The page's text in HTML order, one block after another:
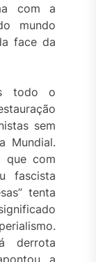
com a
mundo
face da
todo o
sem
Mundial.
que com
fascista
tenta
derrota